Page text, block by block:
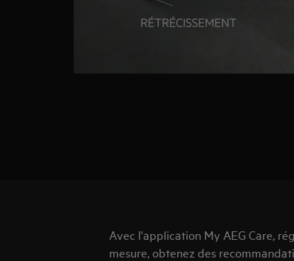
Avec l'application My AEG Care,
mesure, obtenez des